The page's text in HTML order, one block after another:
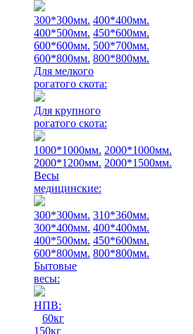
300*300мм. 400*400мм.
400*500мм. 450*600мм.
600*600мм. 500*700мм.
600*800мм. 800*800мм.
Для мелкого
рогатого скота:
Для крупного
рогатого скота:
1000*1000мм. 2000*1000мм.
2000*1200мм. 2000*1500мм.
Весы
медицинские:
300*300мм. 310*360мм.
300*400мм. 400*400мм.
400*500мм. 450*600мм.
600*800мм. 800*800мм.
Бытовые
весы:
НПВ:
60кг
150кг